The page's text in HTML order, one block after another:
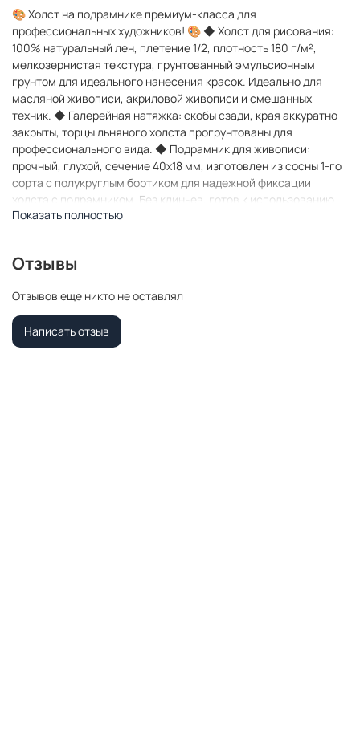
🎨 Холст на подрамнике премиум-класса для
профессиональных художников! 🎨 ◆ Холст для рисования:
100% натуральный лен, плетение 1/2, плотность 180 г/м²,
мелкозернистая текстура, грунтованный эмульсионным
грунтом для идеального нанесения красок. Идеально для
масляной живописи, акриловой живописи и смешанных
техник. ◆ Галерейная натяжка: скобы сзади, края аккуратно
закрыты, торцы льняного холста прогрунтованы для
профессионального вида. ◆ Подрамник для живописи:
прочный, глухой, сечение 40х18 мм, изготовлен из сосны 1-го
сорта с полукруглым бортиком для надежной фиксации
холста с подрамником. Без клиньев, готов к использованию.
◆ Размеры: широкий выбор размеров холстов на подрамнике
для подвешивания (2 D-кольца, 2 винта). 🌟 Почему
качество материалов для художников и сборки. Идеально для
профессиональных художников, студентов и любителей.
Доступная цена без потери качества. Подходит для
живописи, декора и творческих проектов. Производитель:
Показать полностью
Отзывы
Отзывов еще никто не оставлял
Написать отзыв